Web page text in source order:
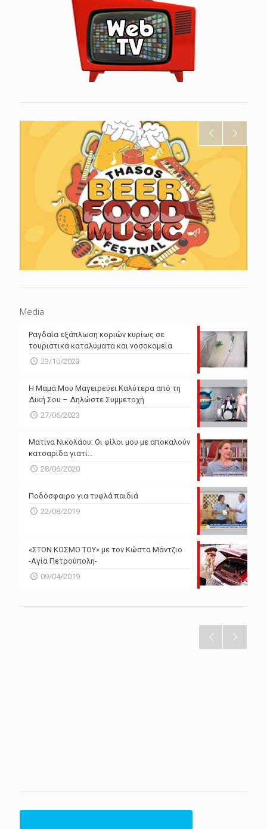
Media
Ραγδαία εξάπλωση κοριών κυρίως σε
τουριστικά καταλύματα και νοσοκομεία
23/10/2023
Η Μαμά Μου Μαγειρεύει Καλύτερα από τη
Δική Σου – Δηλώστε Συμμετοχή
27/06/2023
Ματίνα Νικολάου: Οι φίλοι μου με αποκαλούν
κατσαρίδα γιατί…
28/06/2020
Ποδόσφαιρο για τυφλά παιδιά
22/08/2019
«ΣΤΟΝ ΚΟΣΜΟ ΤΟΥ» με τον Κώστα Μάντζιο
-Αγία Πετρούπολη-
09/04/2019